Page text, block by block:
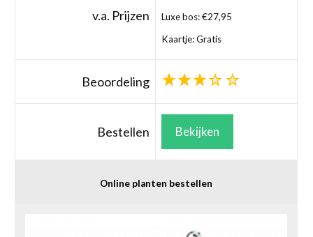
v.a. Prijzen
Luxe bos: €27,95
Kaartje: Gratis
Beoordeling
Bestellen Bekijken
Online planten bestellen